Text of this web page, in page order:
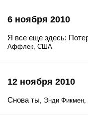
6 ноября 2010
Я все еще здесь:
Аффлек, США
12 ноября 2010
Снова ты, Энди